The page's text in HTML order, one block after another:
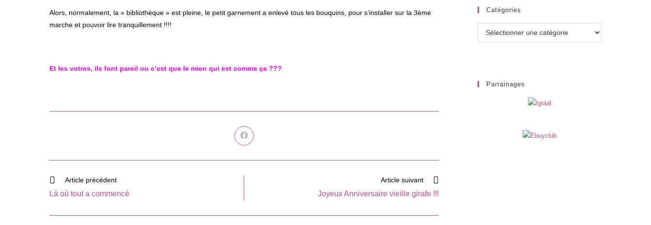
Alors, normalement, la « bibliothèque » est pleine, le petit garnement a enlevé tous les bouquins, pour s’installer sur la 3ème
marche et pouvoir lire tranquillement !!!!
Et les votres, ils font pareil ou c’est que le mien qui est comme ça ???
Ouvrir
dans
autre
Read
articles
Article précédent
Là où tout a commencé
Article suivant
Joyeux Anniversaire vieille girafe !!!
Catégories
Parrainages